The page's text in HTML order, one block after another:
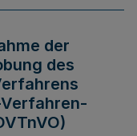
der
des